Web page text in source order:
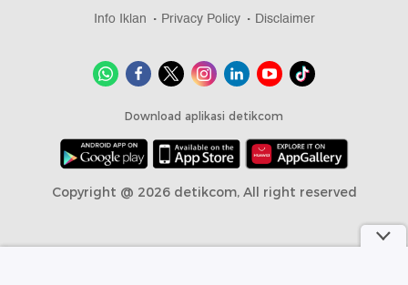
Info Iklan
Privacy Policy Disclaimer
Download aplikasi detikcom
Copyright @ 2026 detikcom, All right reserved